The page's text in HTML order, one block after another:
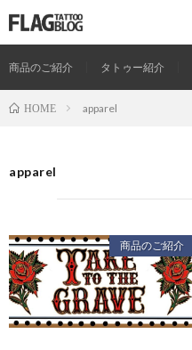
商品のご紹介 タトゥー紹介
HOME apparel
apparel
商品のご紹介